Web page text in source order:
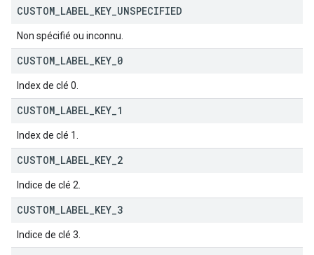
CUSTOM LABEL KEY UNSPECIFIED
Non spécifié ou inconnu.
CUSTOM LABEL KEY 0
Index de clé 0.
CUSTOM LABEL KEY 1
Index de clé 1.
CUSTOM LABEL KEY 2
Indice de clé 2.
CUSTOM LABEL KEY 3
Indice de clé 3.